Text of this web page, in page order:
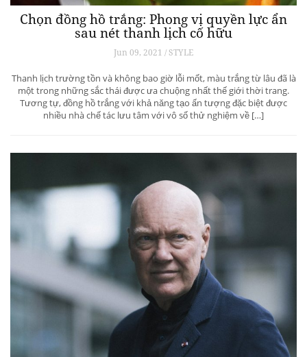
Chọn đồng hồ trắng: Phong vị quyền lực ẩn
sau nét thanh lịch cố hữu
Jun 09, 2021 / STYLE
Thanh lịch trường tồn và không bao giờ lỗi mốt, màu trắng từ lâu đã là
một trong những sắc thái được ưa chuộng nhất thế giới thời trang.
Tương tự, đồng hồ trắng với khả năng tạo ấn tượng đặc biệt được
nhiều nhà chế tác lưu tâm với vô số thử nghiệm về […]